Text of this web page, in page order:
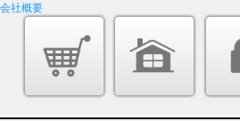
会社概要